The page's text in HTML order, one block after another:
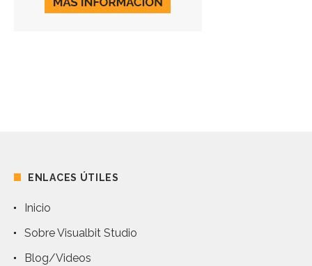
ENLACES ÚTILES
Inicio
Sobre Visualbit Studio
Blog/Videos